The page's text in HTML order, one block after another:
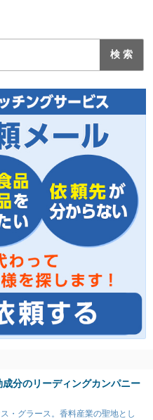
分のリーディングカンパニー
・グラース。香料産業の聖地とし